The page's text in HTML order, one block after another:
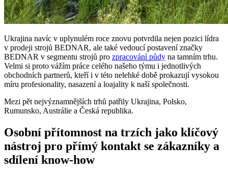
Ukrajina navíc v uplynulém roce znovu potvrdila nejen pozici lídra
v prodeji strojů BEDNAR, ale také vedoucí postavení značky
BEDNAR v segmentu strojů pro zpracování půdy na tamním trhu.
Velmi si proto vážím práce celého našeho týmu i jednotlivých
obchodních partnerů, kteří i v této nelehké době prokazují vysokou
míru profesionality, nasazení a loajality k naší společnosti.
Mezi pět nejvýznamnějších trhů patřily Ukrajina, Polsko,
Rumunsko, Austrálie a Česká republika.
Osobní přítomnost na trzích jako klíčový
nástroj pro přímý kontakt se zákazníky a
sdílení know-how